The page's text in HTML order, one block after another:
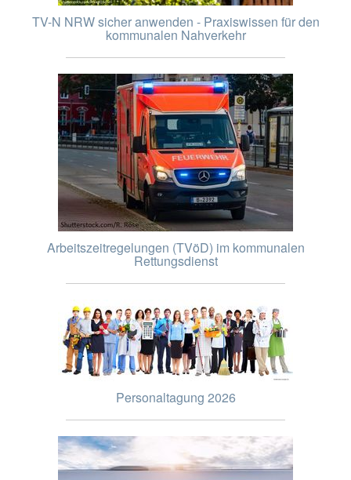
TV-N NRW sicher anwenden - Praxiswissen für den
kommunalen Nahverkehr
Arbeitszeitregelungen (TVöD) im kommunalen
Rettungsdienst
Personaltagung 2026